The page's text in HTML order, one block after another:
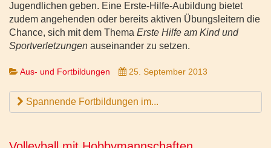
Jugendlichen geben. Eine Erste-Hilfe-Aubildung bietet
zudem angehenden oder bereits aktiven Übungsleitern die
Chance, sich mit dem Thema Erste Hilfe am Kind und
Sportverletzungen auseinander zu setzen.
Aus- und Fortbildungen 25. September 2013
Spannende Fortbildungen im...